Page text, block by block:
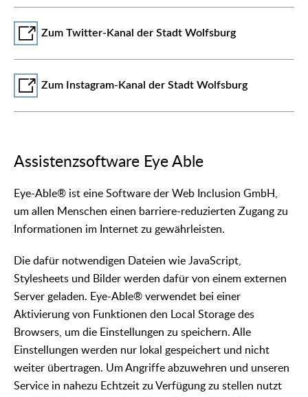
Zum Twitter-Kanal der Stadt Wolfsburg
Zum Instagram-Kanal der Stadt Wolfsburg
Assistenzsoftware Eye Able
Eye-Able® ist eine Software der Web Inclusion GmbH,
um allen Menschen einen barriere-reduzierten Zugang zu
Informationen im Internet zu gewährleisten.
Die dafür notwendigen Dateien wie JavaScript,
Stylesheets und Bilder werden dafür von einem externen
Server geladen. Eye-Able® verwendet bei einer
Aktivierung von Funktionen den Local Storage des
Browsers, um die Einstellungen zu speichern. Alle
Einstellungen werden nur lokal gespeichert und nicht
weiter übertragen. Um Angriffe abzuwehren und unseren
Service in nahezu Echtzeit zu Verfügung zu stellen nutzt